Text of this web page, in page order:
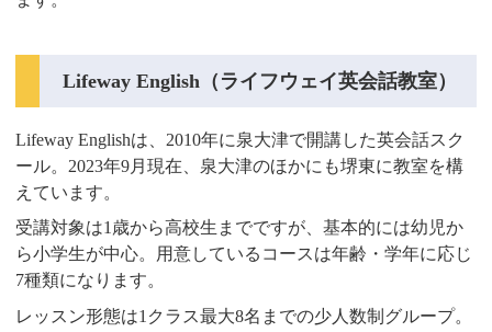
Lifeway English（ライフウェイ英会話教室）
Lifeway Englishは、2010年に泉大津で開講した英会話スク
ール。2023年9月現在、泉大津のほかにも堺東に教室を構
えています。
受講対象は1歳から高校生までですが、基本的には幼児か
ら小学生が中心。用意しているコースは年齢・学年に応じ
7種類になります。
レッスン形態は1クラス最大8名までの少人数制グループ。